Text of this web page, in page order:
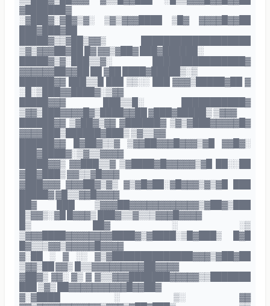
▓███████▓
░▓███▓░▓█▓▒▓░ ▒▓▒▓▓▓████ ▒█▓ ▓▓▓▓█▓▓██
███▓███▓██
█████▓▒▒▓██▒▓▓▒ ███████████████████
▒▓▒▓▓▓██▓██ █▓ ▓▓▒▓██▓ ███▓██████░
█████▓▒▓░███▒▒▓░ ████████████████▓
▓▓▓▓▓▓██▓▓██ ██ ▓██ ████▓█████▒░▒
██████▓▓ ███▒▒█ ███ ▒▒░░ ███ ▓▓▓▒█████▓██ ▓
░█░▒███▓▓████▓░▒▓▓
█████▓▓▓ ███▒▒█░ ███████████▓
▒▓▓▒███▓▓▓▓█▓▒████▓▓██ ▓███▓█████▒ ▒▓▓▓
██████▓▓ ▒▓██▓▒▓▓ ▓██████▓ ▒▓▒▓███▓▓▓▓▓█▓
▓▓▓▓███▒██████▓███▒ ▒▓▒▒▓▓
██████▓▓ █▓██▓▒▒▓ ▒▓▓██▓▓▓█▓▓▓▒▓█ ▓▓█▓░
███▓████▓░▒▓▒▒▓▓▓▓
█████▓▓▒ ▓▓███▒▒▓ ▒▓████▓█▓▓▓▓▓▒▓█ ██░░██
▓██▓███▒ ▓▓▒▒▓█▓▓▓
▓███▓▓▓ ▓▓▓██▓▒▓▒ ▓▒▓█▓██░▓█▓▓▓▒▓▒▓█ ███
█████▓ ▓█▒▒▓▓█▓▓▓▓
██▓ ███ ▒▓▓▓██▓▓▓▓▓▓▓▓▓▓▓▓▒▓██▓▒███
█▒▓▓▒░▓█ █▓▓▓▒ ███▓▒▒▓▒▒▒▓▓▓█▓▓▓▓
█▒ ██▓ ░ ░▒
▒▓▓▓████▓▓▓▓▓▓▓▓████▓▒▓████░▒█▓███▒ █▓█
█▓▒▒▒▓▓▒▓▓▓▓▓█▓▓▓▓
▓░██ ░ ▓ ░░ ▓▒▓██████████████▓▓▓▒▓██▓██
▒▓▓▒██ ▓▓▒ █▒▒▓▓▓▓▓▓▓▓▓██▓▓▓▓
▓██▓▒ ▓▓░ ▓▒ ▓ ▓▒▒▓▓▓███████▓▓▓▓▓▒▒███████
███ ▒▓▒ ██▓▓▓▓▓▓▓▓▓▓█▓▓██▓
▓░▓████ ░ ▒░ ▓▓